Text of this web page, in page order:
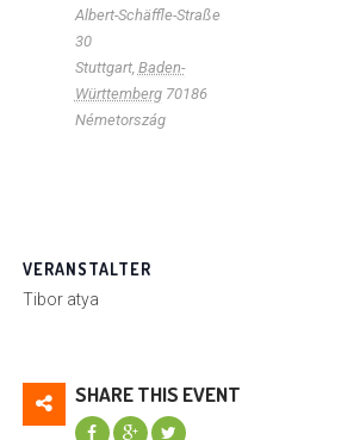
Albert-Schäffle-Straße
30
Stuttgart, Baden-
Württemberg 70186
Németország
VERANSTALTER
Tibor atya
SHARE THIS EVENT